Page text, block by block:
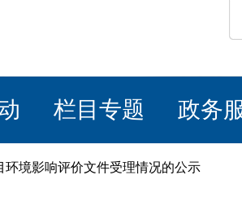
栏目专题 政务
境影响评价文件受理情况的公示